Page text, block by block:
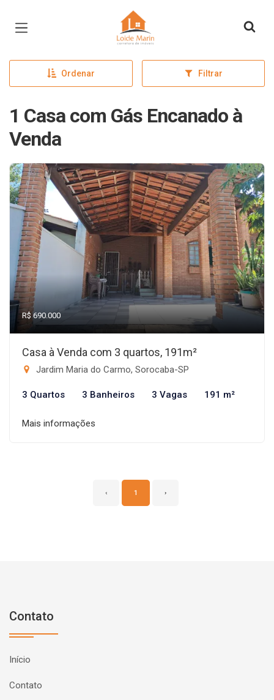
Página inicial
Ordenar Filtrar
1 Casa com Gás Encanado à
Venda
R$ 690.000
Casa à Venda com 3 quartos, 191m²
Jardim Maria do Carmo, Sorocaba-SP
3 Quartos 3 Banheiros 3 Vagas 191 m²
Mais informações
‹ 1 ›
Contato
Início
Contato